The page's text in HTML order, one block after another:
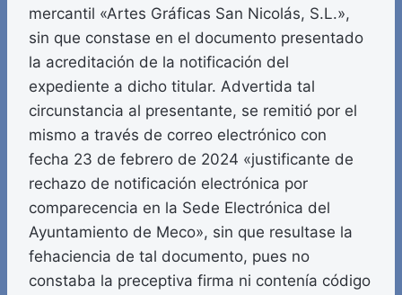
mercantil «Artes Gráficas San Nicolás, S.L.»,
sin que constase en el documento presentado
la acreditación de la notificación del
expediente a dicho titular. Advertida tal
circunstancia al presentante, se remitió por el
mismo a través de correo electrónico con
fecha 23 de febrero de 2024 «justificante de
rechazo de notificación electrónica por
comparecencia en la Sede Electrónica del
Ayuntamiento de Meco», sin que resultase la
fehaciencia de tal documento, pues no
constaba la preceptiva firma ni contenía código